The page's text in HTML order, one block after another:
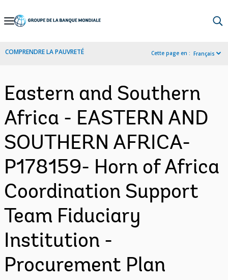
Skip
Navigation
COMPRENDRE LA PAUVRETÉ Cette page en : Français
Eastern and Southern
Africa - EASTERN AND
SOUTHERN AFRICA-
P178159- Horn of Africa
Coordination Support
Team Fiduciary
Institution -
Procurement Plan